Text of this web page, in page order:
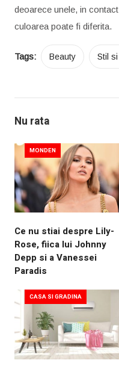
deoarece unele, in
culoarea poate fi diferita.
Tags: Beauty Stil
Nu rata
MONDEN
Ce nu stiai despre Lily-
Rose, fiica lui Johnny
Depp si a Vanessei
Paradis
CASA SI GRADINA